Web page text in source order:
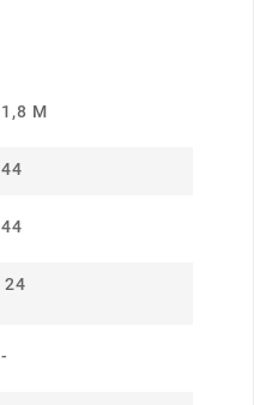
1,8 M
44
44
24
-